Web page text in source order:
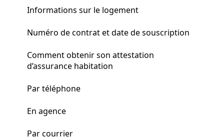
Informations sur le logement
Numéro de contrat et date de souscription
Comment obtenir son attestation
d’assurance habitation
Par téléphone
En agence
Par courrier